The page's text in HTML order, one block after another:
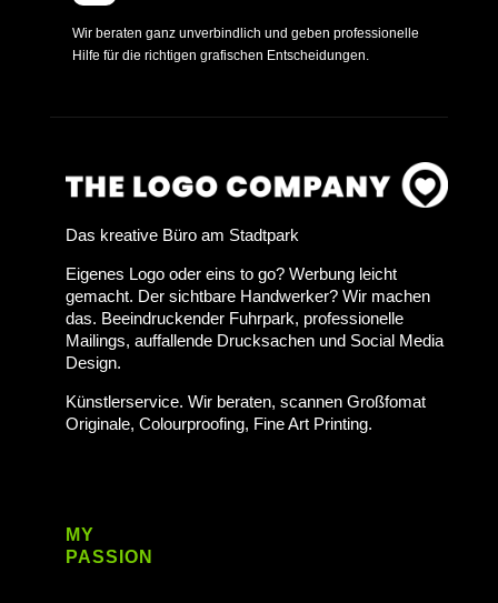
Wir beraten ganz unverbindlich und geben professionelle
Hilfe für die richtigen grafischen Entscheidungen.
Das kreative Büro am Stadtpark
Eigenes Logo oder eins to go? Werbung leicht
gemacht. Der sichtbare Handwerker? Wir machen
das. Beeindruckender Fuhrpark, professionelle
Mailings, auffallende Drucksachen und Social Media
Design.
Künstlerservice. Wir beraten, scannen Großfomat
Originale, Colourproofing, Fine Art Printing.
MY
PASSION